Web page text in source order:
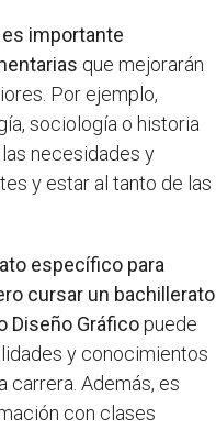
importante
que mejorarán
Por ejemplo,
sociología o historia
necesidades y
y estar al tanto de las
específico para
cursar un bachillerato
Diseño Gráficopuede
y conocimientos
carrera. Además, es
con clases